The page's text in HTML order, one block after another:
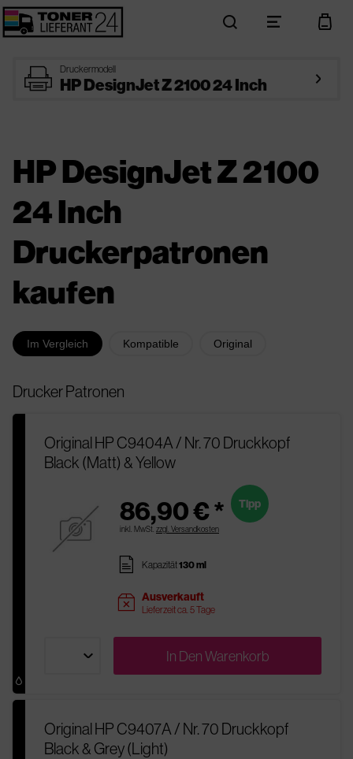
search menu cart
printer Druckermodell
HP DesignJet Z 2100 24 Inch arrow_right
HP DesignJet Z 2100
24 Inch
Druckerpatronen
kaufen
Im Vergleich Kompatible Original
Drucker Patronen
Original HP C9404A / Nr. 70 Druckkopf
Black (Matt) & Yellow
86,90 € *
inkl. MwSt. zzgl. Versandkosten
Tipp
pages Kapazität130 ml
sold Ausverkauft
Lieferzeit ca. 5 Tage
In DenWarenkorb
Original HP C9407A / Nr. 70 Druckkopf
Black & Grey (Light)